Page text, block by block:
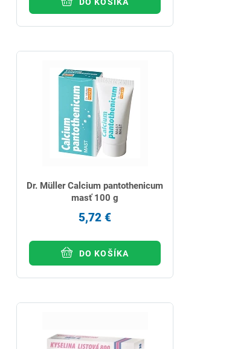
Dr. Müller Calcium pantothenicum
masť 100 g
5,72 €
DO KOŠÍKA